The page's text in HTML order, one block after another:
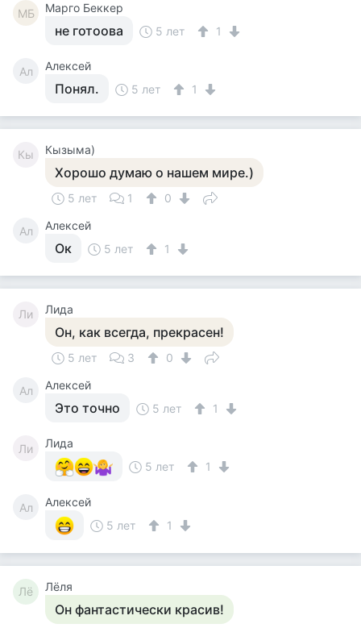
MБ Mарго Беккер
не готоова 5 лет 1
Ал Алексей
Понял. 5 лет 1
Кы Кызыма)
Хорошо думаю о нашем мире.)
5 лет 1 0
Ал Алексей
Ок 5 лет 1
Ли Лида
Он, как всегда, прекрасен!
5 лет 3 0
Ал Алексей
Это точно 5 лет 1
Ли
Лида
5 лет
1
Ал
Алексей
5 лет
1
Лё Лёля
Он фантастически красив!